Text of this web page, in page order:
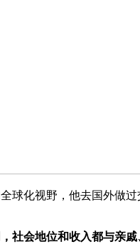
球化视野，他去国外做
社会地位和收入都与亲